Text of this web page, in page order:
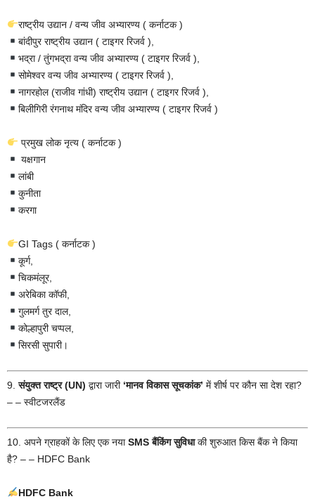
राष्ट्रीय उद्यान / वन्य जीव अभ्यारण्य ( कर्नाटक )
बांदीपुर राष्ट्रीय उद्यान ( टाइगर रिजर्व ),
भद्रा / तुंगभद्रा वन्य जीव अभ्यारण्य ( टाइगर रिजर्व ),
सोमेश्वर वन्य जीव अभ्यारण्य ( टाइगर रिजर्व ),
नागरहोल (राजीव गांधी) राष्ट्रीय उद्यान ( टाइगर रिजर्व ),
बिलीगिरी रंगनाथ मंदिर वन्य जीव अभ्यारण्य ( टाइगर रिजर्व )
प्रमुख लोक नृत्य ( कर्नाटक )
यक्षगान
लांबी
कुनीता
करगा
GI Tags ( कर्नाटक )
कूर्ग,
चिकमंलूर,
अरेबिका कॉफी,
गुलमर्ग तुर दाल,
कोल्हापुरी चप्पल,
सिरसी सुपारी।
9.संयुक्त राष्ट्र (UN) द्वारा जारी ‘मानव विकास सूचकांक’ में शीर्ष पर कौन सा देश रहा?
– – स्वीटजरलैंड
10. अपने ग्राहकों के लिए एक नयाSMS बैंकिंग सुविधाकी शुरुआत किस बैंक ने किया
है? – – HDFC Bank
HDFC Bank